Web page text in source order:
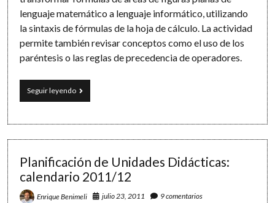
lenguaje matemático a lenguaje informático, utilizando
la sintaxis de fórmulas de la hoja de cálculo. La actividad
permite también revisar conceptos como el uso de los
paréntesis o las reglas de precedencia de operadores.
Seguir leyendoGeometría
y
de
lenguaje
matemático
al
Planificación de Unidades Didácticas:
calendario 2011/12
Enrique Benimeli julio 23, 2011 9 comentarios